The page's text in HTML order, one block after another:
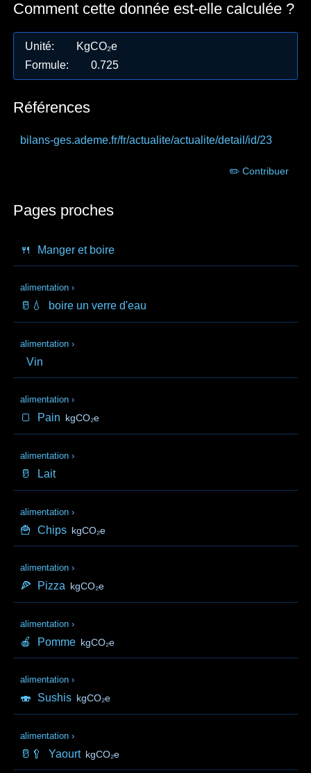
Comment cette donnée est-elle calculée ?
Unité:
KgCO₂e
Formule: 0.725
Références
bilans-ges.ademe.fr/fr/actualite/actualite/detail/id/23
✏️ Contribuer
Pages proches
🍴 Manger et boire
alimentation ›
🥛💧 boire un verre d'eau
alimentation ›
Vin
alimentation ›
🍞 Pain kgCO₂e
alimentation ›
🥛 Lait
alimentation ›
🍟 Chips kgCO₂e
alimentation ›
🍕 Pizza kgCO₂e
alimentation ›
🍎 Pomme kgCO₂e
alimentation ›
🍣 Sushis kgCO₂e
alimentation ›
🥛🥄 Yaourt kgCO₂e